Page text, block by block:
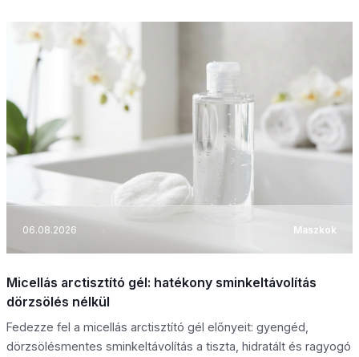
06.08.2026 Maszkok
Micellás arctisztító gél: hatékony sminkeltávolítás
dörzsölés nélkül
Fedezze fel a micellás arctisztító gél előnyeit: gyengéd,
dörzsölésmentes sminkeltávolítás a tiszta, hidratált és ragyogó